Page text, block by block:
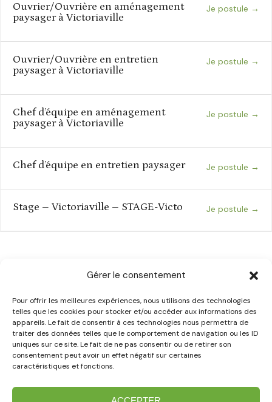
Gérer le consentement
Pour offrir les meilleures expériences, nous utilisons des technologies
telles que les cookies pour stocker et/ou accéder aux informations des
appareils. Le fait de consentir à ces technologies nous permettra de
traiter des données telles que le comportement de navigation ou les ID
uniques sur ce site. Le fait de ne pas consentir ou de retirer son
consentement peut avoir un effet négatif sur certaines
caractéristiques et fonctions.
Ouvrier/Ouvrière en aménagement
paysager à Victoriaville
Je postule
Ouvrier/Ouvrière en entretien
paysager à Victoriaville
Je postule
Chef d’équipe en aménagement
paysager à Victoriaville
Je postule
Chef d’équipe en entretien paysager Je postule
Stage – Victoriaville – STAGE-Victo Je postule
Aménagement paysager